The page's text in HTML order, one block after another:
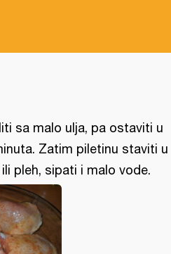
sa malo ulja, pa ostaviti u
Zatim piletinu staviti u
pleh, sipati i malo vode.